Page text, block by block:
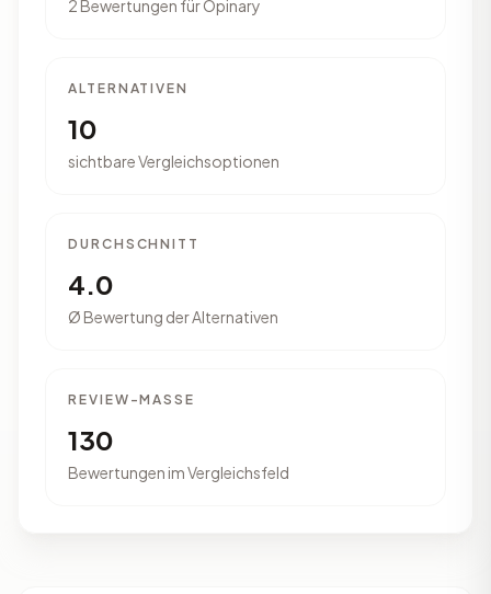
2 Bewertungen für Opinary
ALTERNATIVEN
10
sichtbare Vergleichsoptionen
DURCHSCHNITT
4.0
Ø Bewertung der Alternativen
REVIEW-MASSE
130
Bewertungen im Vergleichsfeld